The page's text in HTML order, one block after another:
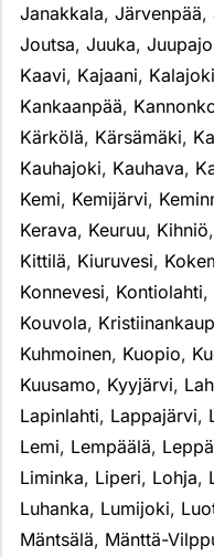
Janakkala, Järvenpää,
Joutsa, Juuka,
Kaavi, Kajaani, Kalajoki
Kankaanpää,
Kärkölä, Kärsämäki,
Kauhajoki, Kauhava,
Kemi, Kemijärvi,
Kerava, Keuruu, Kihniö,
Kittilä, Kiuruvesi,
Konnevesi, Kontiolahti,
Kouvola,
Kuhmoinen, Kuopio,
Kuusamo, Kyyjärvi,
Lapinlahti, Lappajärvi,
Lemi, Lempäälä,
Liminka, Liperi, Lohja,
Luhanka, Lumijoki,
Mäntsälä, Mänttä-